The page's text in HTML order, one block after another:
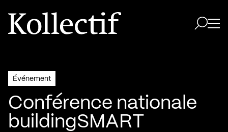
Aller à la page d'accueil
Logo Kollectif
Événement
Conférence nationale
buildingSMART